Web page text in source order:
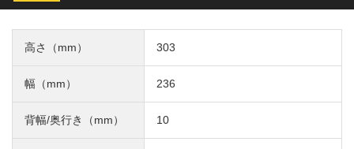
高さ（mm） 303
幅（mm） 236
背幅/奥行き（mm） 10